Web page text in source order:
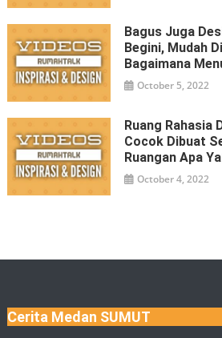
Bagus Juga
Begini, Mudah
Bagaimana
October 5, 2022
Ruang Rahasia
Cocok Dibuat
Ruangan Apa
October 4, 2022
Cerita Medan SUMUT